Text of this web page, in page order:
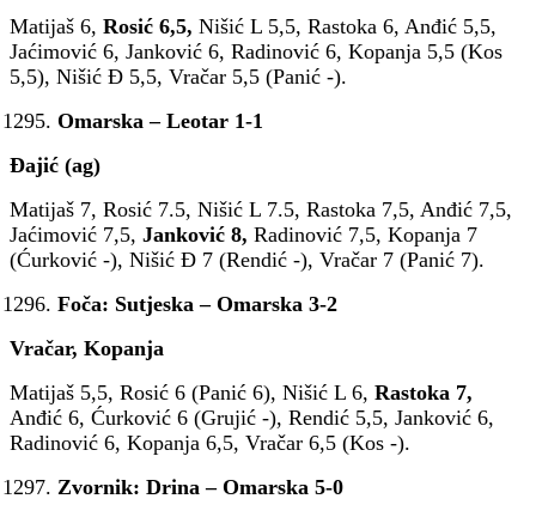
Matijaš 6, Rosić 6,5, Nišić L 5,5, Rastoka 6, Anđić 5,5,
Jaćimović 6, Janković 6, Radinović 6, Kopanja 5,5 (Kos
5,5), Nišić Đ 5,5, Vračar 5,5 (Panić -).
Omarska – Leotar 1-1
Đajić (ag)
Matijaš 7, Rosić 7.5, Nišić L 7.5, Rastoka 7,5, Anđić 7,5,
Jaćimović 7,5, Janković 8, Radinović 7,5, Kopanja 7
(Ćurković -), Nišić Đ 7 (Rendić -), Vračar 7 (Panić 7).
Foča: Sutjeska – Omarska 3-2
Vračar, Kopanja
Matijaš 5,5, Rosić 6 (Panić 6), Nišić L 6, Rastoka 7,
Anđić 6, Ćurković 6 (Grujić -), Rendić 5,5, Janković 6,
Radinović 6, Kopanja 6,5, Vračar 6,5 (Kos -).
Zvornik: Drina – Omarska 5-0